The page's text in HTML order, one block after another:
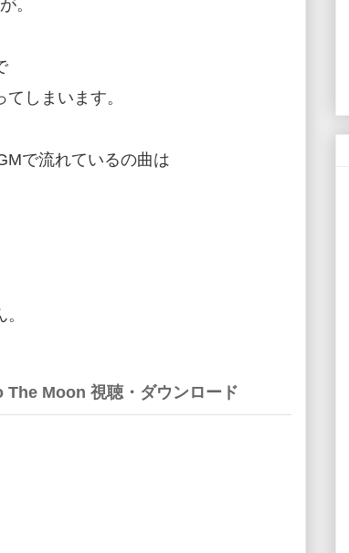
。
しまいます。
で流れているの曲は
Moon 視聴・ダウンロード